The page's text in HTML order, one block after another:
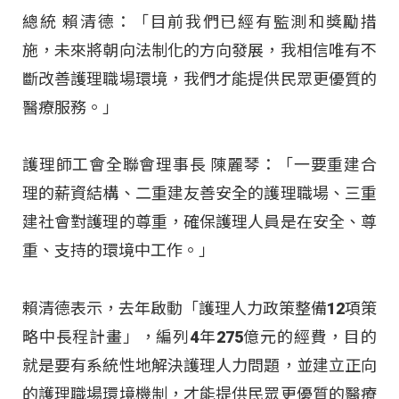
總統 賴清德：「目前我們已經有監測和獎勵措
施，未來將朝向法制化的方向發展，我相信唯有不
斷改善護理職場環境，我們才能提供民眾更優質的
醫療服務。」
護理師工會全聯會理事長 陳麗琴：「一要重建合
理的薪資結構、二重建友善安全的護理職場、三重
建社會對護理的尊重，確保護理人員是在安全、尊
重、支持的環境中工作。」
賴清德表示，去年啟動「護理人力政策整備12項策
略中長程計畫」，編列4年275億元的經費，目的
就是要有系統性地解決護理人力問題，並建立正向
的護理職場環境機制，才能提供民眾更優質的醫療